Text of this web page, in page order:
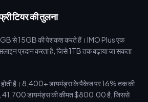
टियर की तुलना
2GB से 15GB की पेशकश करते हैं। IMO Plus एक
प्रदान करता है, जिसे 1TB तक बढ़ाया जा सकता
होती है। 8,400+ डायमंड्स के पैकेज पर 16% तक की
41,700 डायमंड्स की कीमत $800.00 है, जिससे